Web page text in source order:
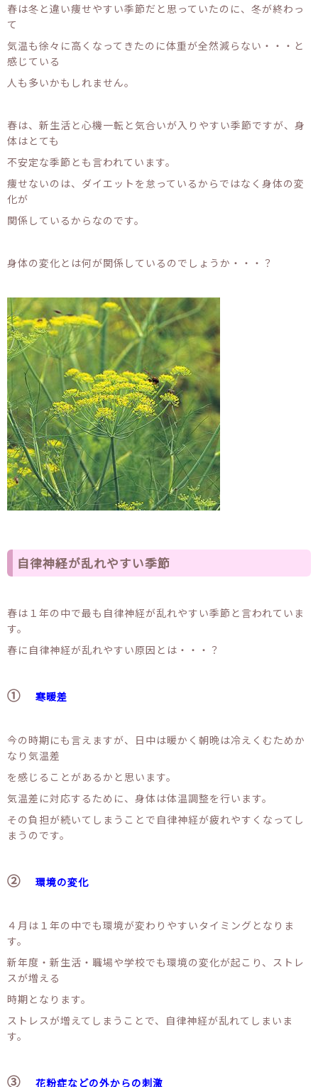
春は冬と違い痩せやすい季節だと思っていたのに、冬が終わっ
て
気温も徐々に高くなってきたのに体重が全然減らない・・・と
感じている
人も多いかもしれません。
春は、新生活と心機一転と気合いが入りやすい季節ですが、身
体はとても
不安定な季節とも言われています。
痩せないのは、ダイエットを怠っているからではなく身体の変
化が
関係しているからなのです。
身体の変化とは何が関係しているのでしょうか・・・？
自律神経が乱れやすい季節
春は１年の中で最も自律神経が乱れやすい季節と言われていま
す。
春に自律神経が乱れやすい原因とは・・・？
① 寒暖差
今の時期にも言えますが、日中は暖かく朝晩は冷えくむためか
なり気温差
を感じることがあるかと思います。
気温差に対応するために、身体は体温調整を行います。
その負担が続いてしまうことで自律神経が疲れやすくなってし
まうのです。
② 環境の変化
４月は１年の中でも環境が変わりやすいタイミングとなりま
す。
新年度・新生活・職場や学校でも環境の変化が起こり、ストレ
スが増える
時期となります。
ストレスが増えてしまうことで、自律神経が乱れてしまいま
す。
③ 花粉症などの外からの刺激